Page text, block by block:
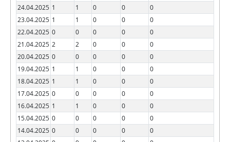
24.04.2025 1 1 0 0
0
23.04.2025 1 1 0 0
0
22.04.2025 0 0 0 0
0
21.04.2025 2 2 0 0
0
20.04.2025 0 0 0 0
0
19.04.2025 1 1 0 0
0
18.04.2025 1 1 0 0
0
17.04.2025 0 0 0 0
0
16.04.2025 1 1 0 0
0
15.04.2025 0 0 0 0
0
14.04.2025 0 0 0 0
0